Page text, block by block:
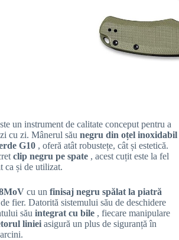
un instrument de calitate conceput pentru a
cu zi. Mânerul său negru din oțel inoxidabil
G10 , oferă atât robustețe, cât și estetică.
clip negru pe spate , acest cuțit este la fel
ca și de utilizat.
cu un finisaj negru spălat la piatră
fier. Datorită sistemului său de deschidere
său integrat cu bile , fiecare manipulare
liniei asigură un plus de siguranță în